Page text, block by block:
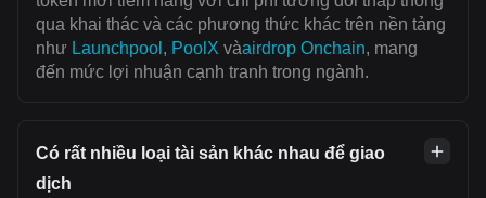
qua khai thác và các phương thức khác trên nền tảng
như Launchpool , PoolX vàairdrop Onchain, mang
đến mức lợi nhuận cạnh tranh trong ngành.
Có rất nhiều loại tài sản khác nhau để giao
dịch